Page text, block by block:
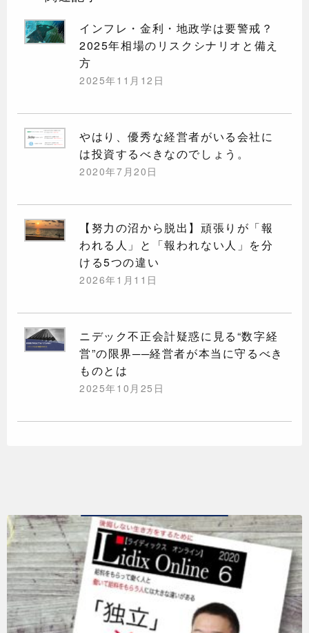
インフレ・金利・地政学は要警戒？
2025年相場のリスクシナリオと備え
方
2025年11月12日
やはり、優秀な経営者がいる会社に
は投資するべきなのでしょう。
2020年7月20日
【努力の沼から脱出】頑張りが「報
われる人」と「報われない人」を分
ける5つの違い
2026年1月11日
ニデック不正会計疑惑に見る“数字経
営”の限界──経営者が本当に守るべき
ものとは
2025年10月25日